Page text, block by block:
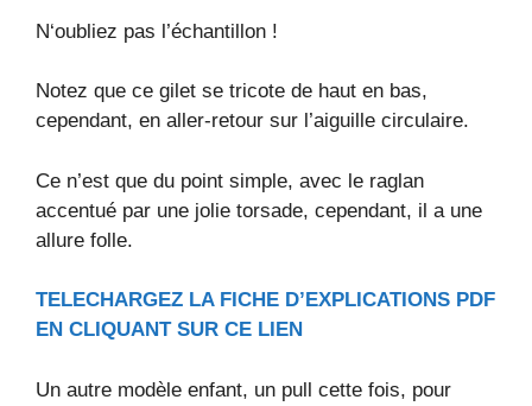
N‘oubliez pas l’échantillon !
Notez que ce gilet se tricote de haut en bas,
cependant, en aller-retour sur l’aiguille circulaire.
Ce n’est que du point simple, avec le raglan
accentué par une jolie torsade, cependant, il a une
allure folle.
TELECHARGEZ LA FICHE D’EXPLICATIONS PDF
EN CLIQUANT SUR CE LIEN
Un autre modèle enfant, un pull cette fois, pour